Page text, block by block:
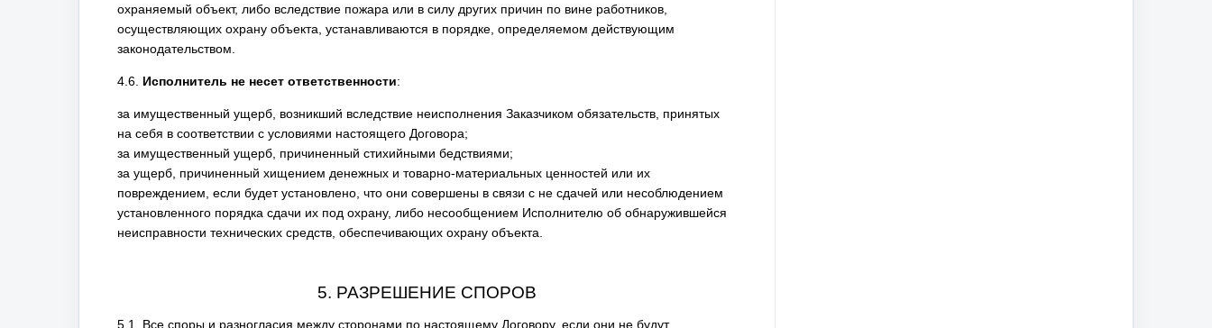
охраняемый объект, либо вследствие пожара или в силу других причин по вине работников,
осуществляющих охрану объекта, устанавливаются в порядке, определяемом действующим
законодательством.
4.6. Исполнитель не несет ответственности:
за имущественный ущерб, возникший вследствие неисполнения Заказчиком обязательств, принятых
на себя в соответствии с условиями настоящего Договора;
за имущественный ущерб, причиненный стихийными бедствиями;
за ущерб, причиненный хищением денежных и товарно-материальных ценностей или их
повреждением, если будет установлено, что они совершены в связи с не сдачей или несоблюдением
установленного порядка сдачи их под охрану, либо несообщением Исполнителю об обнаружившейся
неисправности технических средств, обеспечивающих охрану объекта.
5. РАЗРЕШЕНИЕ СПОРОВ
5.1. Все споры и разногласия между сторонами по настоящему Договору, если они не будут